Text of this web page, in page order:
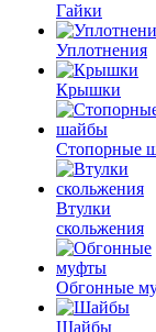
Гайки
Уплотнения
Крышки
Стопорные
Втулки
скольжения
Обгонные
Шайбы